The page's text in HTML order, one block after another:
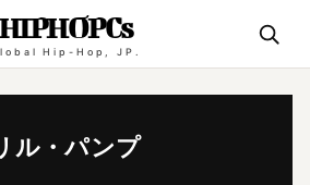
Hip-Hop, JP.
ル・パンプ